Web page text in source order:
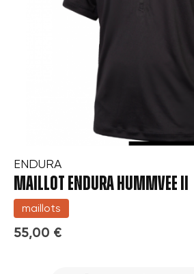
ENDURA
MAILLOT ENDURA HUMMVEE II
maillots
55,00 €